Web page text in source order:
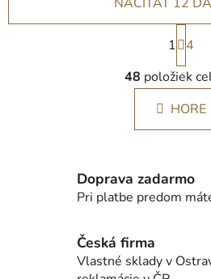
O
v
l
á
d
c
i
e
v
NAČÍTAŤ 12
S
t
r
á
n
k
i
e
1
4
48 položiek
HORE
Doprava zadarmo
Pri platbe predom
Česká firma
Vlastné sklady v